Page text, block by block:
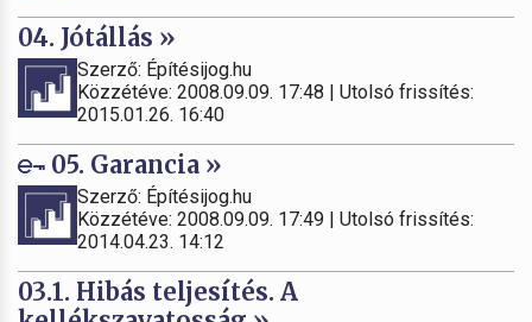
04. Jótállás »
Szerző: Építésijog.hu
Közzétéve: 2008.09.09. 17:48 | Utolsó frissítés:
2015.01.26. 16:40
05. Garancia »
Szerző: Építésijog.hu
Közzétéve: 2008.09.09. 17:49 | Utolsó frissítés:
2014.04.23. 14:12
03.1. Hibás teljesítés. A